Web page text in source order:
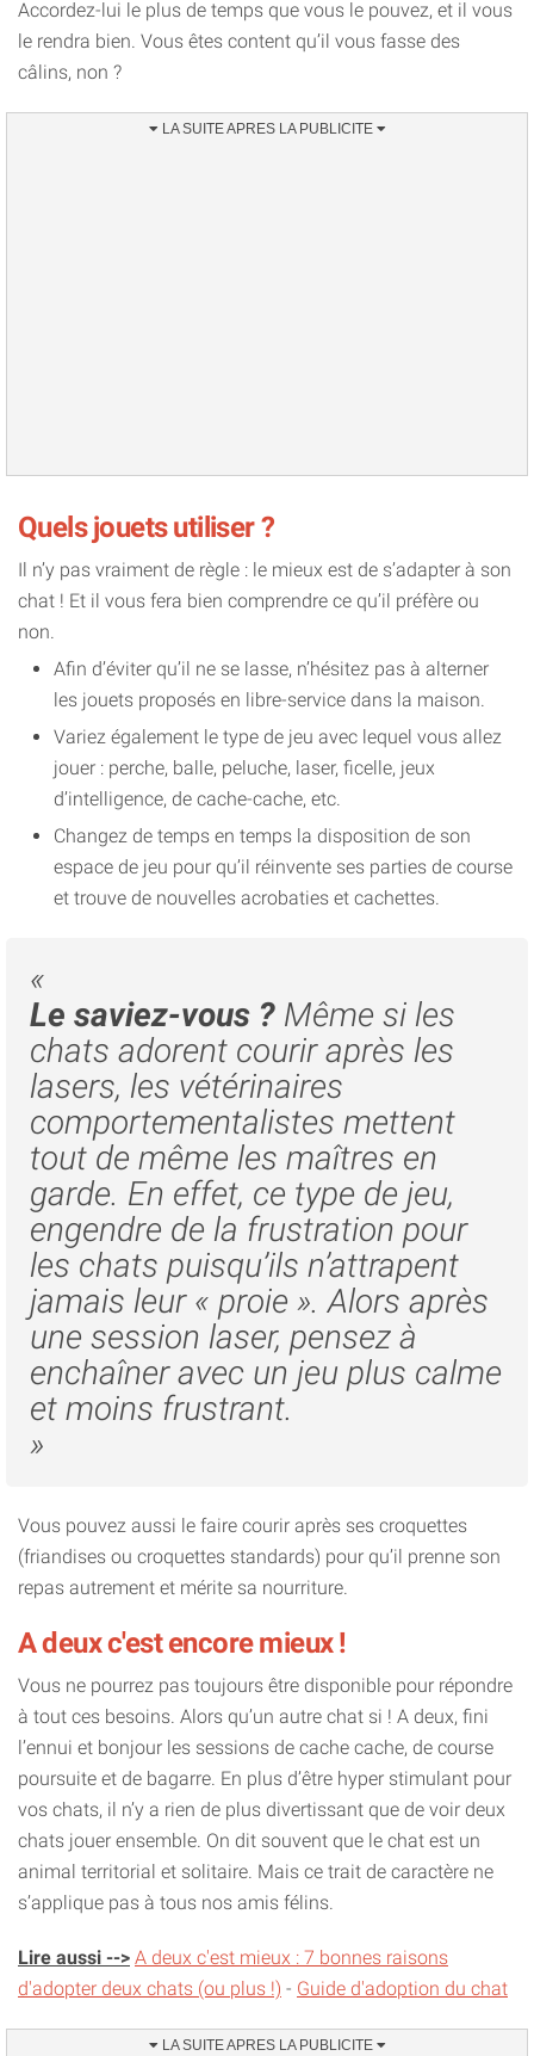
Accordez-lui le plus de temps que vous le pouvez, et il vous
le rendra bien. Vous êtes content qu’il vous fasse des
câlins, non ?
Quels jouets utiliser ?
Il n’y pas vraiment de règle : le mieux est de s’adapter à son
chat ! Et il vous fera bien comprendre ce qu’il préfère ou
non.
Afin d’éviter qu’il ne se lasse, n’hésitez pas à alterner
les jouets proposés en libre-service dans la maison.
Variez également le type de jeu avec lequel vous allez
jouer : perche, balle, peluche, laser, ficelle, jeux
d’intelligence, de cache-cache, etc.
Changez de temps en temps la disposition de son
espace de jeu pour qu’il réinvente ses parties de course
et trouve de nouvelles acrobaties et cachettes.
«
Le saviez-vous ? Même si les
chats adorent courir après les
lasers, les vétérinaires
comportementalistes mettent
tout de même les maîtres en
garde. En effet, ce type de jeu,
engendre de la frustration pour
les chats puisqu’ils n’attrapent
jamais leur « proie ». Alors après
une session laser, pensez à
enchaîner avec un jeu plus calme
et moins frustrant.
»
Vous pouvez aussi le faire courir après ses croquettes
(friandises ou croquettes standards) pour qu’il prenne son
repas autrement et mérite sa nourriture.
A deux c'est encore mieux !
Vous ne pourrez pas toujours être disponible pour répondre
à tout ces besoins. Alors qu’un autre chat si ! A deux, fini
l’ennui et bonjour les sessions de cache cache, de course
poursuite et de bagarre. En plus d’être hyper stimulant pour
vos chats, il n’y a rien de plus divertissant que de voir deux
chats jouer ensemble. On dit souvent que le chat est un
animal territorial et solitaire. Mais ce trait de caractère ne
s’applique pas à tous nos amis félins.
Lire aussi --> A deux c'est mieux : 7 bonnes raisons
d'adopter deux chats (ou plus !) - Guide d'adoption du chat